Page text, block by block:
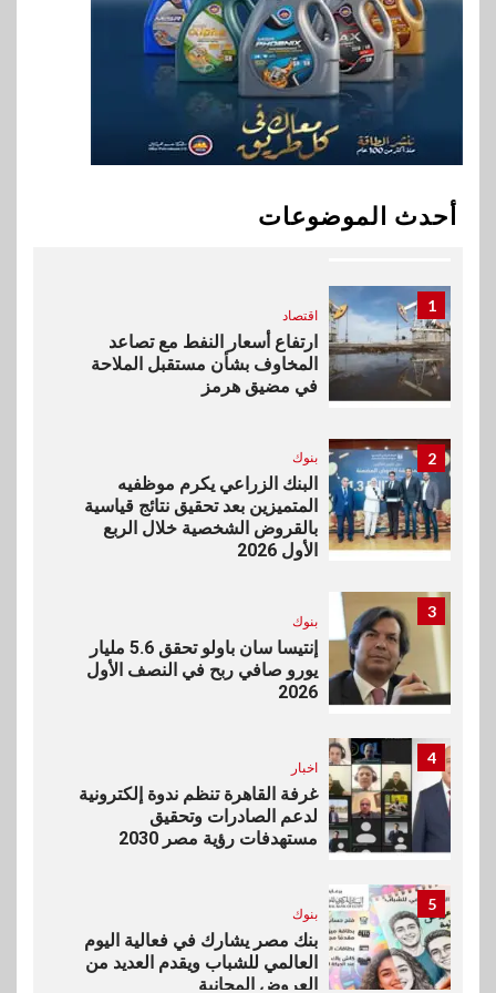
أحدث الموضوعات
9 اقتصاد
إي اف چي فاينانس تستعرض
خطط نمو «بلد» لتعزيز حضورها
في سوق تحويلات المصريين
بالخارج
بيان توضيحي صادر عن شركة
ناتجاس
1
اقتصاد
ارتفاع أسعار النفط مع تصاعد
المخاوف بشأن مستقبل الملاحة
في مضيق هرمز
2 بنوك
البنك الزراعي يكرم موظفيه
المتميزين بعد تحقيق نتائج قياسية
بالقروض الشخصية خلال الربع
الأول 2026
3
بنوك
إنتيسا سان باولو تحقق 5.6 مليار
يورو صافي ربح في النصف الأول
2026
4
اخبار
غرفة القاهرة تنظم ندوة إلكترونية
لدعم الصادرات وتحقيق
مستهدفات رؤية مصر 2030
5
بنوك
بنك مصر يشارك في فعالية اليوم
العالمي للشباب ويقدم العديد من
العروض المجانية